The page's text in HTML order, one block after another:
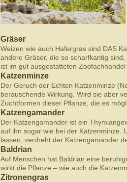
Gräser
Weizen wie auch Hafergras sind DAS
andere Gräser, die so scharfkantig
ist im gut ausgestatteten
Katzenminze
Der Geruch der Echten Katzenminze
berauschende Wirkung. Wird sie aber
Zuchtformen dieser Pflanze, die es
Katzengamander
Der Katzengamander ist ein
auf ihn sogar wie bei der Katzenminze.
lassen, verdreht der Katzengamander
Baldrian
Auf Menschen hat Baldrian eine
wirkt die Pflanze – wie auch die
Zitronengras